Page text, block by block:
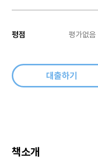
평점 평가없음
대출하기
책소개